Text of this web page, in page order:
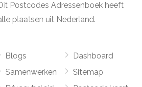
Postcodes Adressenboek heeft
plaatsen uit Nederland.
Blogs
Samenwerken
Dashboard
Sitemap